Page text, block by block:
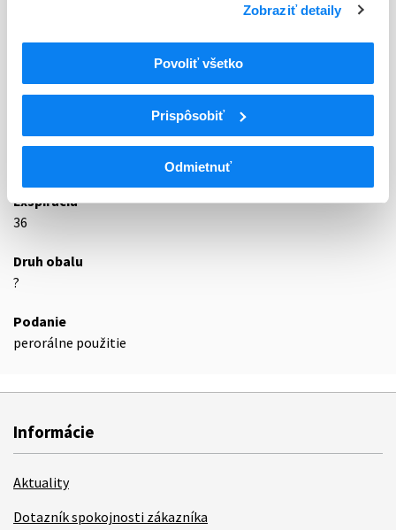
Zobraziť detaily
Povoliť všetko
Prispôsobiť
Odmietnuť
ANGIOTENZÍNOVÝ SYSTÉM
C09C
BLOKÁTORY RECEPTOROV ANGIOTENZÍNU II
(ARBs), SAMOTNÉ
C09CA
Blokátory receptorov angiotenzínu II (ARBs),
samotné
Irbesartan
Exspirácia
36
Druh obalu
?
Podanie
perorálne použitie
Informácie
Aktuality
Dotazník spokojnosti zákazníka